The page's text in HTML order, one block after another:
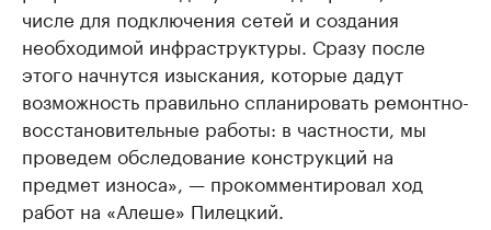
числе для подключения сетей и создания
необходимой инфраструктуры. Сразу после
этого начнутся изыскания, которые дадут
возможность правильно спланировать ремонтно-
восстановительные работы: в частности, мы
проведем обследование конструкций на
предмет износа», — прокомментировал ход
работ на «Алеше» Пилецкий.